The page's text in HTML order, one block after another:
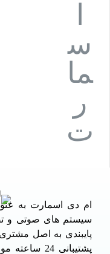
ام دی اسمارت به
سیستم های صوتی و
پایبندی به اصل
پشتیبانی 24